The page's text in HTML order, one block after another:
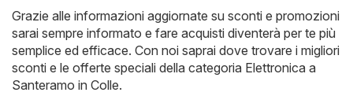
Grazie alle informazioni aggiornate su sconti e promozioni
sarai sempre informato e fare acquisti diventerà per te più
semplice ed efficace. Con noi saprai dove trovare i migliori
sconti e le offerte speciali della categoria Elettronica a
Santeramo in Colle.